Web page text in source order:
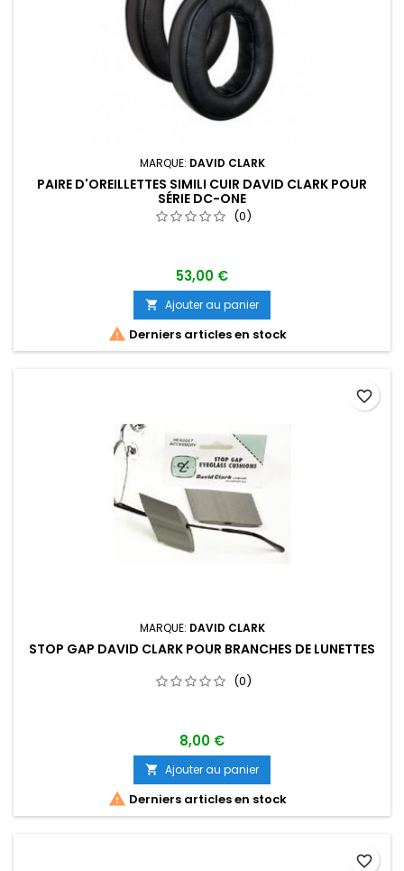
MARQUE: DAVID CLARK
PAIRE D'OREILLETTES SIMILI CUIR DAVID CLARK POUR
SÉRIE DC-ONE
(0)
53,00 €
 Ajouter au panier
 Derniers articles en stock
MARQUE: DAVID CLARK
STOP GAP DAVID CLARK POUR BRANCHES DE LUNETTES
(0)
8,00 €
 Ajouter au panier
 Derniers articles en stock
favorite_border
favorite_border